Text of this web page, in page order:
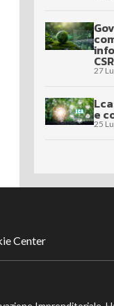
27
e
25
Center